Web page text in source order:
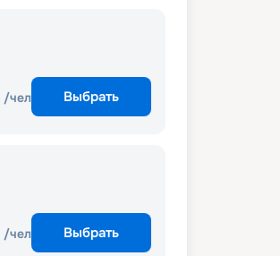
/чел Выбрать
/чел Выбрать